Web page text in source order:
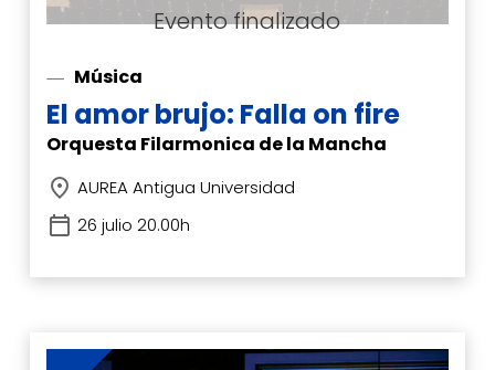
Música
El amor brujo: Falla on fire
Orquesta Filarmonica de la Mancha
AUREA Antigua Universidad
26 julio 20.00h